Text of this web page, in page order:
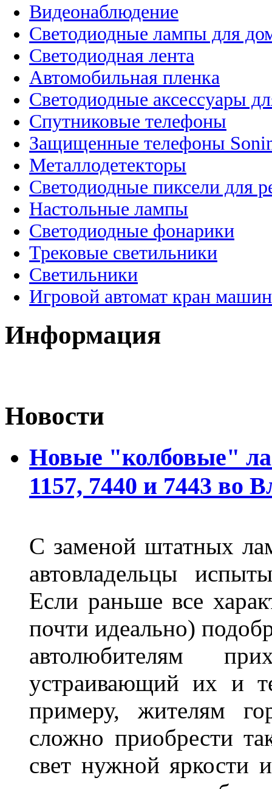
Видеонаблюдение
Светодиодные лампы для
Светодиодная лента
Автомобильная пленка
Светодиодные аксессуары
Спутниковые телефоны
Защищенные телефоны
Металлодетекторы
Светодиодные пиксели для
Настольные лампы
Светодиодные фонарики
Трековые светильники
Светильники
Игровой автомат кран
Информация
Новости
Новые "колбовые"
1157, 7440 и 7443 во
С заменой штатных
автовладельцы
Если раньше все
почти идеально)
автолюбителям
устраивающий их и
примеру, жителям
сложно приобрести
свет нужной яркости